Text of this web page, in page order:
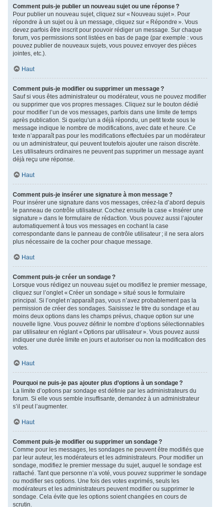
Comment puis-je publier un nouveau sujet ou une réponse ?
Pour publier un nouveau sujet, cliquez sur « Nouveau sujet ». Pour
répondre à un sujet ou à un message, cliquez sur « Répondre ». Vous
devez parfois être inscrit pour pouvoir rédiger un message. Sur chaque
forum, vos permissions sont listées en bas de page (par exemple : vous
pouvez publier de nouveaux sujets, vous pouvez envoyer des pièces
jointes, etc.).
Haut
Comment puis-je modifier ou supprimer un message ?
Sauf si vous êtes administrateur ou modérateur, vous ne pouvez modifier
ou supprimer que vos propres messages. Cliquez sur le bouton dédié
pour modifier l’un de vos messages, parfois dans une limite de temps
après publication. Si quelqu’un a déjà répondu, un petit texte sous le
message indique le nombre de modifications, avec date et heure. Ce
texte n’apparaît pas pour les modifications effectuées par un modérateur
ou un administrateur, qui peuvent toutefois ajouter une raison discrète.
Les utilisateurs ordinaires ne peuvent pas supprimer un message ayant
déjà reçu une réponse.
Haut
Comment puis-je insérer une signature à mon message ?
Pour insérer une signature dans vos messages, créez-la d’abord depuis
le panneau de contrôle utilisateur. Cochez ensuite la case « Insérer une
signature » dans le formulaire de rédaction. Vous pouvez aussi l’ajouter
automatiquement à tous vos messages en cochant la case
correspondante dans le panneau de contrôle utilisateur ; il ne sera alors
plus nécessaire de la cocher pour chaque message.
Haut
Comment puis-je créer un sondage ?
Lorsque vous rédigez un nouveau sujet ou modifiez le premier message,
cliquez sur l’onglet « Créer un sondage » situé sous le formulaire
principal. Si l’onglet n’apparaît pas, vous n’avez probablement pas la
permission de créer des sondages. Saisissez le titre du sondage et au
moins deux options dans les champs prévus, chaque option sur une
nouvelle ligne. Vous pouvez définir le nombre d’options sélectionnables
par utilisateur en réglant « Options par utilisateur ». Vous pouvez aussi
indiquer une durée limite en jours et autoriser ou non la modification des
votes.
Haut
Pourquoi ne puis-je pas ajouter plus d’options à un sondage ?
La limite d’options par sondage est définie par les administrateurs du
forum. Si elle vous semble insuffisante, demandez à un administrateur
s’il peut l’augmenter.
Haut
Comment puis-je modifier ou supprimer un sondage ?
Comme pour les messages, les sondages ne peuvent être modifiés que
par leur auteur, les modérateurs et les administrateurs. Pour modifier un
sondage, modifiez le premier message du sujet, auquel le sondage est
rattaché. Tant que personne n’a voté, vous pouvez supprimer le sondage
ou modifier ses options. Une fois des votes exprimés, seuls les
modérateurs et les administrateurs peuvent modifier ou supprimer le
sondage. Cela évite que les options soient changées en cours de
scrutin.